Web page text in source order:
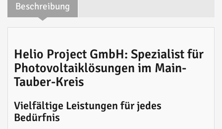
Beschreibung
Helio Project GmbH: Spezialist für
Photovoltaiklösungen im Main-
Tauber-Kreis
Vielfältige Leistungen für jedes
Bedürfnis